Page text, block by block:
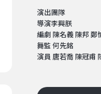
演出團隊
導演李興朕
編劇 陳名義 陳邦 鄭
舞監 何先銘
演員 唐若喬 陳冠甫